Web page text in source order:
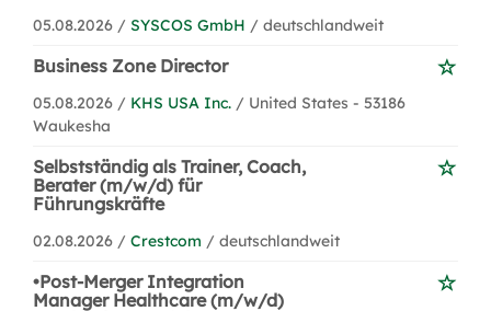
05.08.2026 / SYSCOS GmbH / deutschlandweit
Business Zone Director
05.08.2026 / KHS USA Inc. / United States - 53186
Waukesha
Selbstständig als Trainer, Coach,
Berater (m/w/d) für
Führungskräfte
02.08.2026 / Crestcom / deutschlandweit
•Post-Merger Integration
Manager Healthcare (m/w/d)